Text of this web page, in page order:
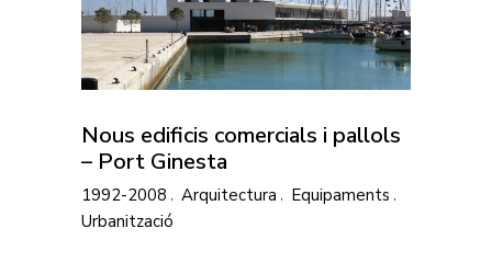
Nous edificis comercials i pallols
– Port Ginesta
1992-2008 Arquitectura
Equipaments
Urbanització